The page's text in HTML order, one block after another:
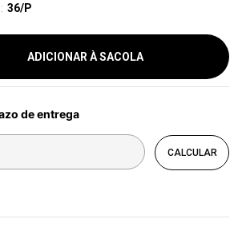
36/P
ADICIONAR À SACOLA